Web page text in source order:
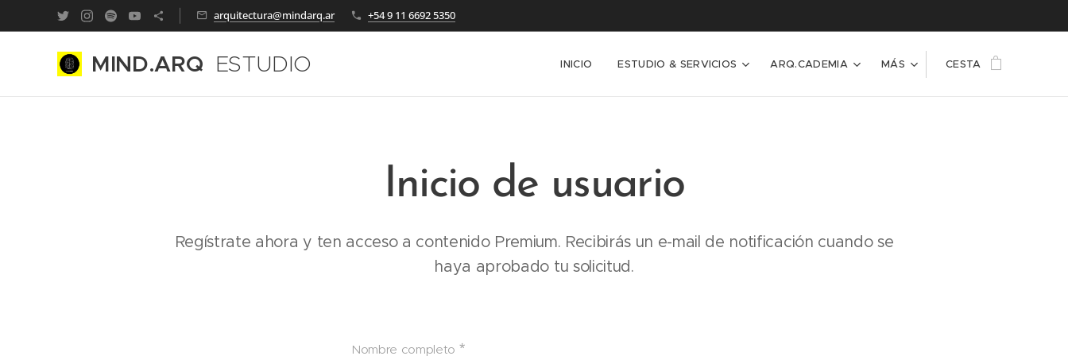
arquitectura@mindarq.ar +54 9 11 6692 5350
MIND.ARQ ESTUDIO
INICIO ESTUDIO & SERVICIOS ARQ.CADEMIA MÁS CESTA
Inicio de usuario
Regístrate ahora y ten acceso a contenido Premium. Recibirás un e-mail de notificación cuando se
haya aprobado tu solicitud.
Nombre completo